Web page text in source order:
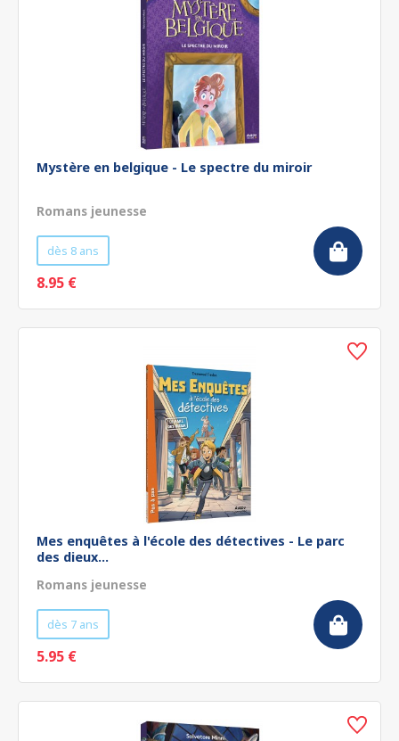
Mystère en belgique - Le spectre du miroir
Romans jeunesse
dès 8 ans
8.95 €
Mes enquêtes à l'école des détectives - Le parc
des dieux...
Romans jeunesse
dès 7 ans
5.95 €